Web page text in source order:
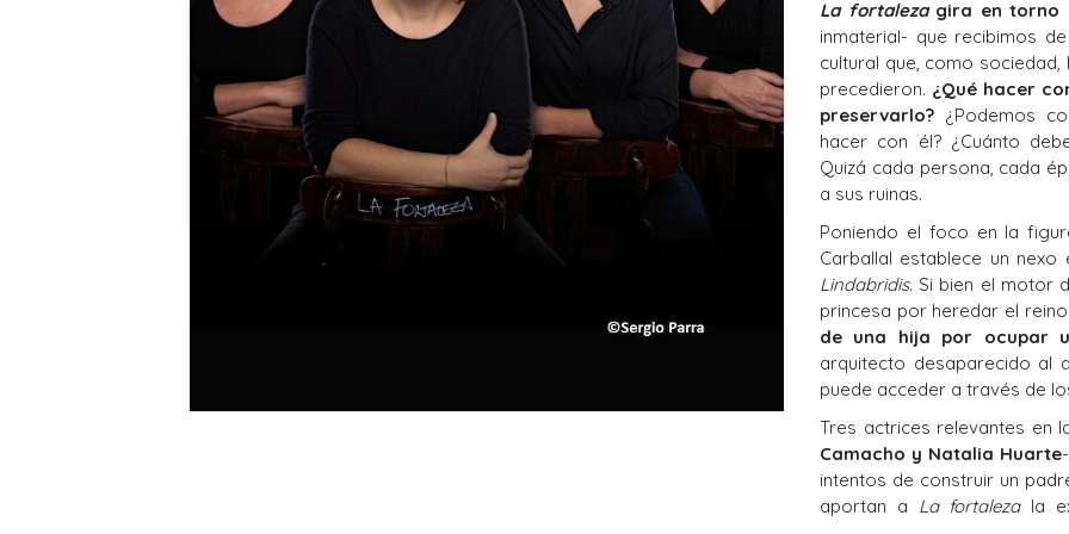
La fortalezagira en torno
inmaterial- que recibimos
cultural que, como
precedieron. ¿Qué hacer
preservarlo? ¿Podemos
hacer con él? ¿Cuánto
Quizá cada persona, cada
a sus ruinas.
Poniendo el foco en la
Carballal establece un
Lindabridis. Si bien el motor
princesa por heredar el
de una hija por ocupar
arquitecto desaparecido al
puede acceder a través de
Tres actrices relevantes en
Camacho y Natalia Huarte
intentos de construir un
aportan a La fortaleza la